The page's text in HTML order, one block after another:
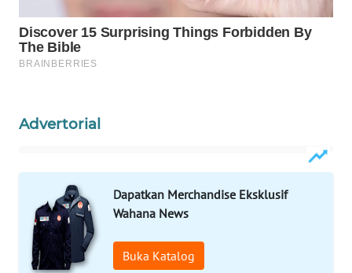
Advertorial
Dapatkan Merchandise Eksklusif
Wahana News
Buka Katalog
LAPAK
WAHANA
MASYARAKAT
KELISTRIKAN
WALINKI